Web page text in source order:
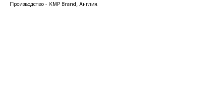
Производство - KMP Brand, Англия.